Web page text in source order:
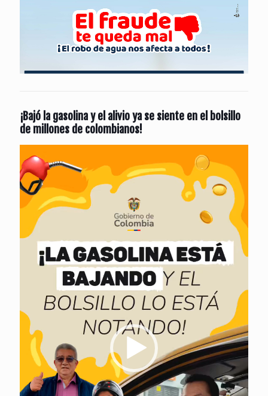
¡Bajó la gasolina y el alivio ya se siente en el bolsillo
de millones de colombianos!
de
vídeo